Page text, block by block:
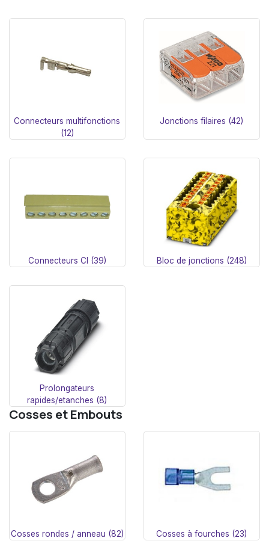
Connecteurs multifonctions
(12)
Jonctions filaires (42)
Connecteurs CI (39) Bloc de jonctions (248)
Prolongateurs
rapides/etanches (8)
Cosses et Embouts
Cosses rondes / anneau (82) Cosses à fourches (23)